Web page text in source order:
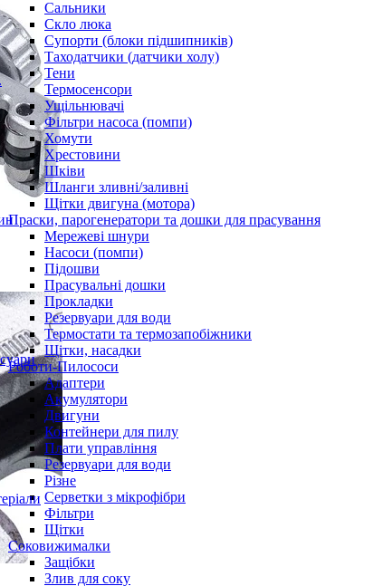
Сальники
Скло люка
Супорти (блоки підшипників)
Таходатчики (датчики холу)
Тени
Термосенсори
Ущільнювачі
Фільтри насоса (помпи)
Хомути
Хрестовини
Шківи
Шланги зливні/заливні
Щітки двигуна (мотора)
Праски, парогенератори та дошки для прасування
Мережеві шнури
Насоси (помпи)
Підошви
Прасувальні дошки
Прокладки
Резервуари для води
Термостати та термозапобіжники
Щітки, насадки
Роботи-Пилососи
Адаптери
Акумулятори
Двигуни
Контейнери для пилу
Плати управління
Резервуари для води
Різне
Серветки з мікрофібри
Фільтри
Щітки
Соковижималки
Защібки
Злив для соку